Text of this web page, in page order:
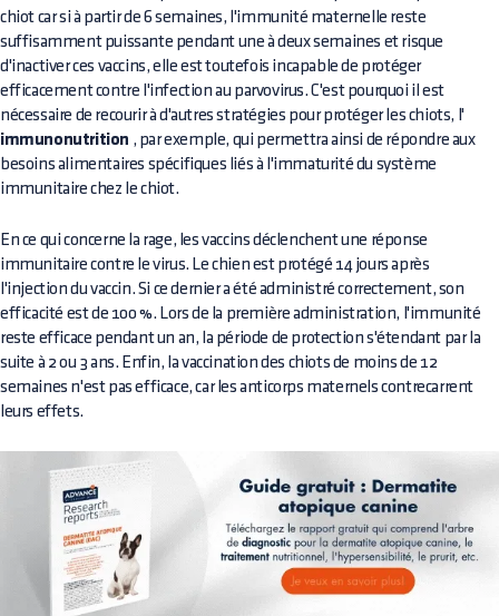
chiot car si à partir de 6 semaines, l'immunité maternelle reste
suffisamment puissante pendant une à deux semaines et risque
d'inactiver ces vaccins, elle est toutefois incapable de protéger
efficacement contre l'infection au parvovirus. C'est pourquoi il est
nécessaire de recourir à d'autres stratégies pour protéger les chiots, l'
immunonutrition , par exemple, qui permettra ainsi de répondre aux
besoins alimentaires spécifiques liés à l'immaturité du système
immunitaire chez le chiot.
En ce qui concerne la rage, les vaccins déclenchent une réponse
immunitaire contre le virus. Le chien est protégé 14 jours après
l'injection du vaccin. Si ce dernier a été administré correctement, son
efficacité est de 100 %. Lors de la première administration, l'immunité
reste efficace pendant un an, la période de protection s'étendant par la
suite à 2 ou 3 ans. Enfin, la vaccination des chiots de moins de 12
semaines n'est pas efficace, car les anticorps maternels contrecarrent
leurs effets.